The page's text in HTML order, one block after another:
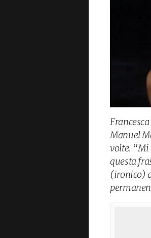
Manuel
volte. “Mi
questa
(ironico)